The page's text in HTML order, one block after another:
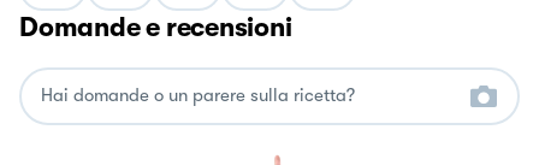
Domande e recensioni